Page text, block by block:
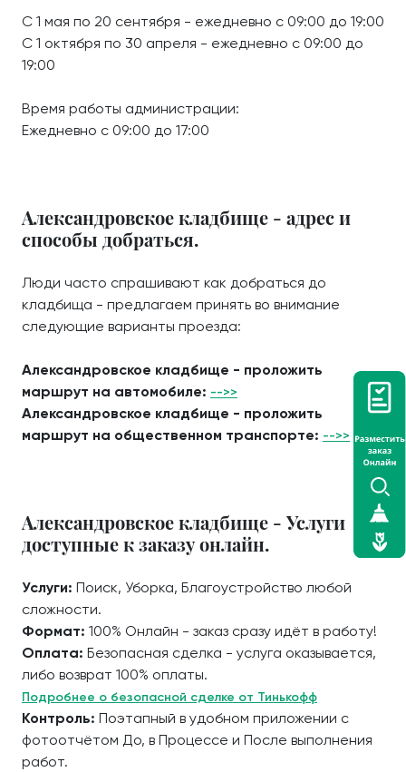
С 1 мая по 20 сентября - ежедневно с 09:00 до 19:00
С 1 октября по 30 апреля - ежедневно с 09:00 до
19:00
Время работы администрации:
Ежедневно с 09:00 до 17:00
Александровское кладбище - адрес и
способы добраться.
Люди часто спрашивают как добраться до
кладбища - предлагаем принять во внимание
следующие варианты проезда:
Александровское кладбище - проложить
маршрут на автомобиле: -->>
Александровское кладбище - проложить
маршрут на общественном транспорте: -->>
Александровское кладбище - Услуги
доступные к заказу онлайн.
Услуги: Поиск, Уборка, Благоустройство любой
сложности.
Формат: 100% Онлайн - заказ сразу идёт в работу!
Оплата: Безопасная сделка - услуга оказывается,
либо возврат 100% оплаты.
Подробнее о безопасной сделке от Тинькофф
Контроль: Поэтапный в удобном приложении с
фотоотчётом До, в Процессе и После выполнения
работ.